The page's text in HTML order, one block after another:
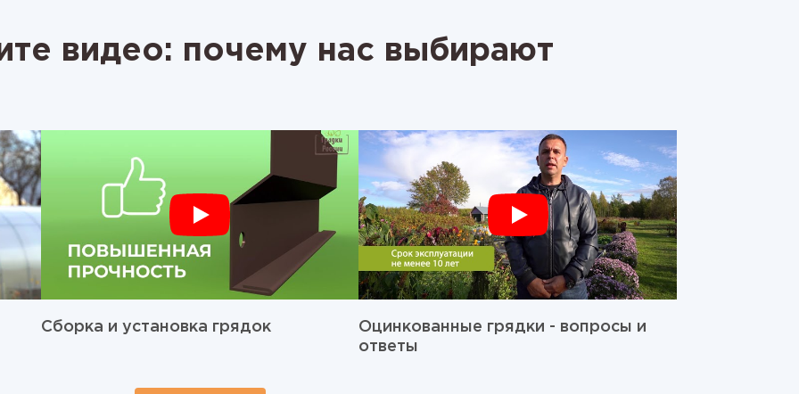
видео: почему нас выбирают
Сборка и установка грядок
Оцинкованные грядки - вопросы и
ответы